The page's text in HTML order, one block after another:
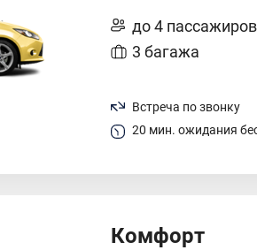
до 4 пассажиров
3 багажа
Встреча по звонку
20 мин. ожидания
Комфорт